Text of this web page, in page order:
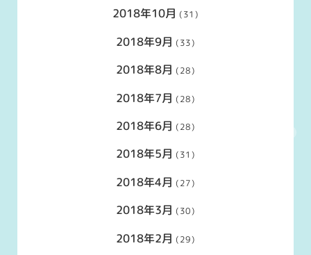
2018年10月 (31)
2018年9月 (33)
2018年8月 (28)
2018年7月 (28)
2018年6月 (28)
2018年5月 (31)
2018年4月 (27)
2018年3月 (30)
2018年2月 (29)